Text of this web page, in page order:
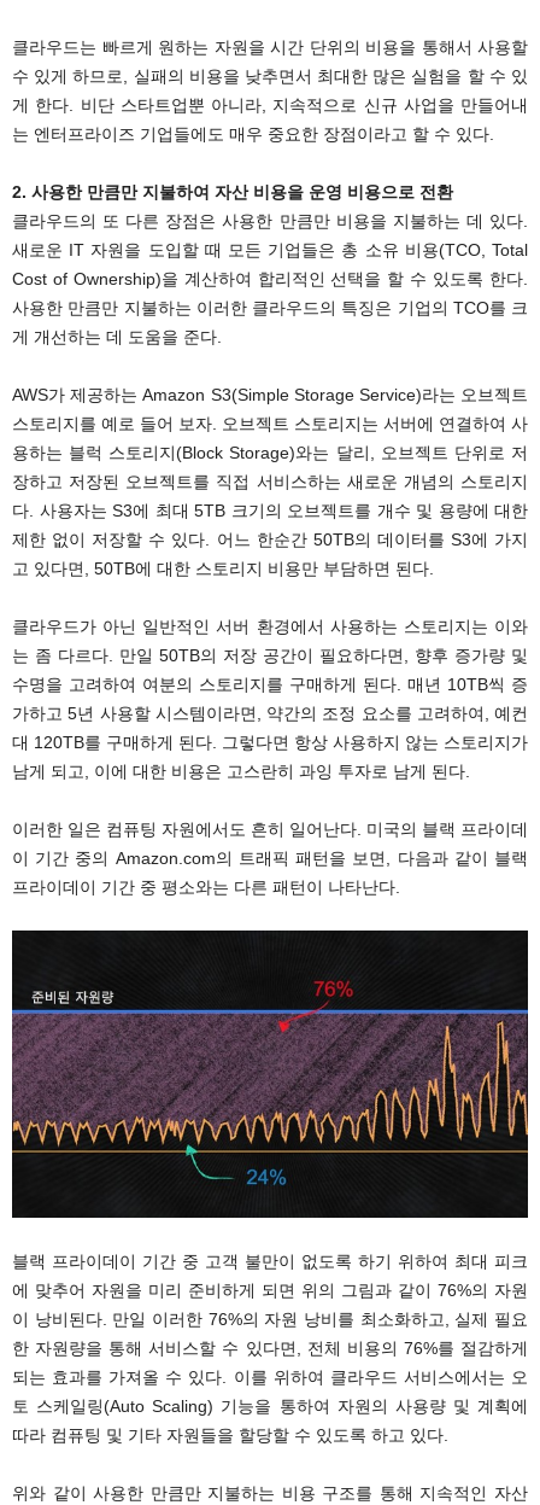
클라우드는 빠르게 원하는 자원을 시간 단위의 비용을 통해서 사용할
수 있게 하므로, 실패의 비용을 낮추면서 최대한 많은 실험을 할 수 있
게 한다. 비단 스타트업뿐 아니라, 지속적으로 신규 사업을 만들어내
는 엔터프라이즈 기업들에도 매우 중요한 장점이라고 할 수 있다.
2. 사용한 만큼만 지불하여 자산 비용을 운영 비용으로 전환
클라우드의 또 다른 장점은 사용한 만큼만 비용을 지불하는 데 있다.
새로운 IT 자원을 도입할 때 모든 기업들은 총 소유 비용(TCO, Total
Cost of Ownership)을 계산하여 합리적인 선택을 할 수 있도록 한다.
사용한 만큼만 지불하는 이러한 클라우드의 특징은 기업의 TCO를 크
게 개선하는 데 도움을 준다.
AWS가 제공하는 Amazon S3(Simple Storage Service)라는 오브젝트
스토리지를 예로 들어 보자. 오브젝트 스토리지는 서버에 연결하여 사
용하는 블럭 스토리지(Block Storage)와는 달리, 오브젝트 단위로 저
장하고 저장된 오브젝트를 직접 서비스하는 새로운 개념의 스토리지
다. 사용자는 S3에 최대 5TB 크기의 오브젝트를 개수 및 용량에 대한
제한 없이 저장할 수 있다. 어느 한순간 50TB의 데이터를 S3에 가지
고 있다면, 50TB에 대한 스토리지 비용만 부담하면 된다.
클라우드가 아닌 일반적인 서버 환경에서 사용하는 스토리지는 이와
는 좀 다르다. 만일 50TB의 저장 공간이 필요하다면, 향후 증가량 및
수명을 고려하여 여분의 스토리지를 구매하게 된다. 매년 10TB씩 증
가하고 5년 사용할 시스템이라면, 약간의 조정 요소를 고려하여, 예컨
대 120TB를 구매하게 된다. 그렇다면 항상 사용하지 않는 스토리지가
남게 되고, 이에 대한 비용은 고스란히 과잉 투자로 남게 된다.
이러한 일은 컴퓨팅 자원에서도 흔히 일어난다. 미국의 블랙 프라이데
이 기간 중의 Amazon.com의 트래픽 패턴을 보면, 다음과 같이 블랙
프라이데이 기간 중 평소와는 다른 패턴이 나타난다.
블랙 프라이데이 기간 중 고객 불만이 없도록 하기 위하여 최대 피크
에 맞추어 자원을 미리 준비하게 되면 위의 그림과 같이 76%의 자원
이 낭비된다. 만일 이러한 76%의 자원 낭비를 최소화하고, 실제 필요
한 자원량을 통해 서비스할 수 있다면, 전체 비용의 76%를 절감하게
되는 효과를 가져올 수 있다. 이를 위하여 클라우드 서비스에서는 오
토 스케일링(Auto Scaling) 기능을 통하여 자원의 사용량 및 계획에
따라 컴퓨팅 및 기타 자원들을 할당할 수 있도록 하고 있다.
위와 같이 사용한 만큼만 지불하는 비용 구조를 통해 지속적인 자산